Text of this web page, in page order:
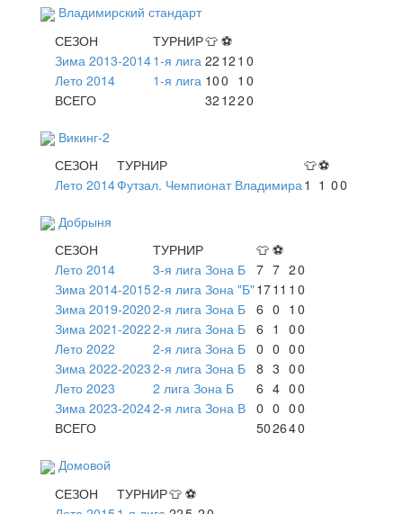
Владимирский стандарт
СЕЗОН
ТУРНИР👕 ⚽
Зима 2013-20141-я лига 22 12 1 0
Лето 2014
1-я лига 100 1 0
ВСЕГО
32 1220
Викинг-2
СЕЗОН
ТУРНИР 👕⚽
Лето 2014Футзал. Чемпионат Владимира 1 1 00
Добрыня
СЕЗОН
ТУРНИР 👕 ⚽
Лето 2014
3-я лига Зона Б 7 7 20
Зима 2014-20152-я лига Зона "Б"1711 1 0
Зима 2019-20202-я лига Зона Б 6 0 1 0
Зима 2021-20222-я лига Зона Б 6 1 00
Лето 2022
2-я лига Зона Б 0 0 00
Зима 2022-20232-я лига Зона Б 8 3 00
Лето 2023
2 лига Зона Б 6 4 00
Зима 2023-20242-я лига Зона В 0 0 00
ВСЕГО
502640
Домовой
СЕЗОН
ТУРНИР👕 ⚽